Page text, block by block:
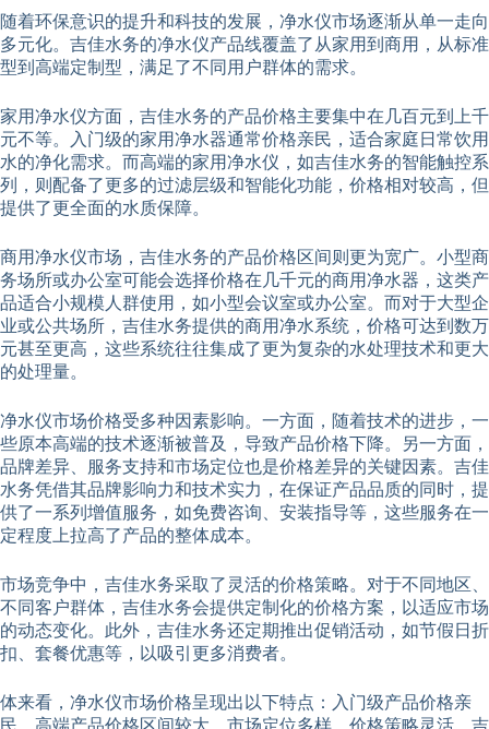
随着环保意识的提升和科技的发展，净水仪市场逐渐从单一走向
多元化。吉佳水务的净水仪产品线覆盖了从家用到商用，从标准
型到高端定制型，满足了不同用户群体的需求。
家用净水仪方面，吉佳水务的产品价格主要集中在几百元到上千
元不等。入门级的家用净水器通常价格亲民，适合家庭日常饮用
水的净化需求。而高端的家用净水仪，如吉佳水务的智能触控系
列，则配备了更多的过滤层级和智能化功能，价格相对较高，但
提供了更全面的水质保障。
商用净水仪市场，吉佳水务的产品价格区间则更为宽广。小型商
务场所或办公室可能会选择价格在几千元的商用净水器，这类产
品适合小规模人群使用，如小型会议室或办公室。而对于大型企
业或公共场所，吉佳水务提供的商用净水系统，价格可达到数万
元甚至更高，这些系统往往集成了更为复杂的水处理技术和更大
的处理量。
净水仪市场价格受多种因素影响。一方面，随着技术的进步，一
些原本高端的技术逐渐被普及，导致产品价格下降。另一方面，
品牌差异、服务支持和市场定位也是价格差异的关键因素。吉佳
水务凭借其品牌影响力和技术实力，在保证产品品质的同时，提
供了一系列增值服务，如免费咨询、安装指导等，这些服务在一
定程度上拉高了产品的整体成本。
市场竞争中，吉佳水务采取了灵活的价格策略。对于不同地区、
不同客户群体，吉佳水务会提供定制化的价格方案，以适应市场
的动态变化。此外，吉佳水务还定期推出促销活动，如节假日折
扣、套餐优惠等，以吸引更多消费者。
体来看，净水仪市场价格呈现出以下特点：入门级产品价格亲